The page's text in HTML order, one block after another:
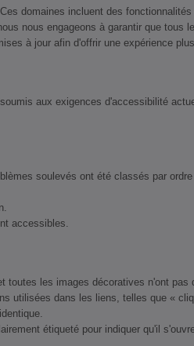
domaines incluent des
nous engageons à garantir que
à jour afin d'offrir une expérience
aux exigences d'accessibilité
soulevés ont été classés par
accessibles.
les images décoratives n'ont pas
utilisées dans les liens, telles que «
étiqueté pour indiquer qu'il